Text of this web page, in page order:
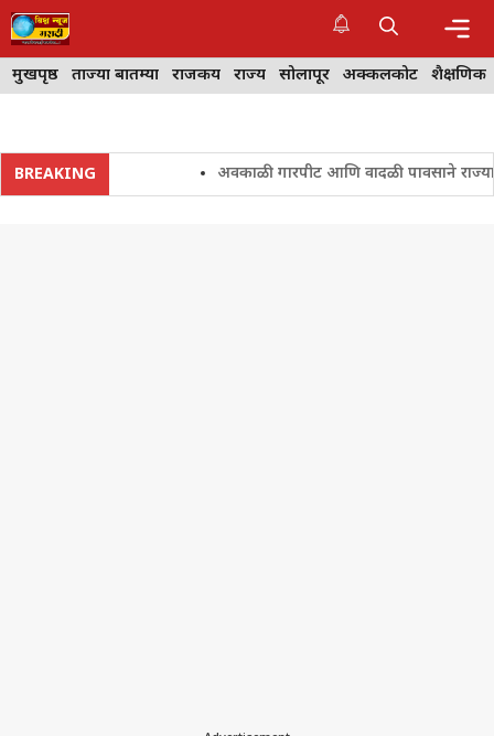
Skip
to
content
मुखपृष्ठ ताज्या बातम्या राजकीय राज्य सोलापूर अक्कलकोट शैक्षणिक
BREAKING अवकाळी गारपीट आणि वादळी पावसाने राज्यातील